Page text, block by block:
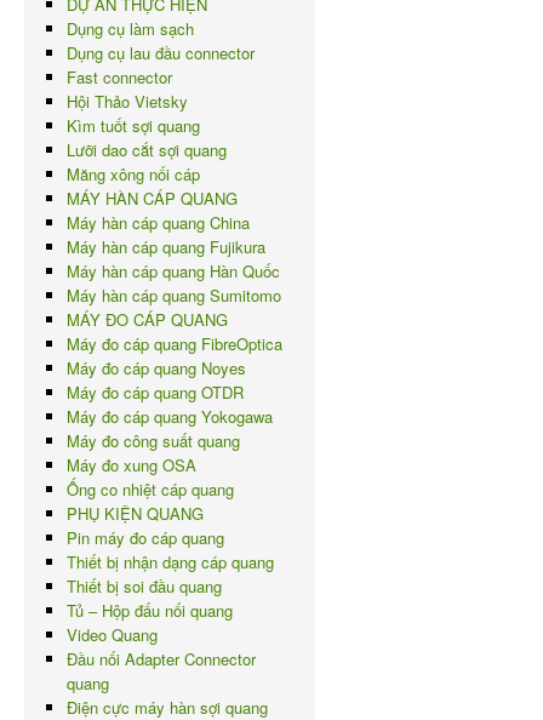
Dụng cụ làm sạch
Dụng cụ lau đầu connector
Fast connector
Hội Thảo Vietsky
Kìm tuốt sợi quang
Lưỡi dao cắt sợi quang
Măng xông nối cáp
MÁY HÀN CÁP QUANG
Máy hàn cáp quang China
Máy hàn cáp quang Fujikura
Máy hàn cáp quang Hàn Quốc
Máy hàn cáp quang Sumitomo
MÁY ĐO CÁP QUANG
Máy đo cáp quang FibreOptica
Máy đo cáp quang Noyes
Máy đo cáp quang OTDR
Máy đo cáp quang Yokogawa
Máy đo công suất quang
Máy đo xung OSA
Ống co nhiệt cáp quang
PHỤ KIỆN QUANG
Pin máy đo cáp quang
Thiết bị nhận dạng cáp quang
Thiết bị soi đầu quang
Tủ – Hộp đấu nối quang
Video Quang
Đầu nối Adapter Connector
quang
Điện cực máy hàn sợi quang